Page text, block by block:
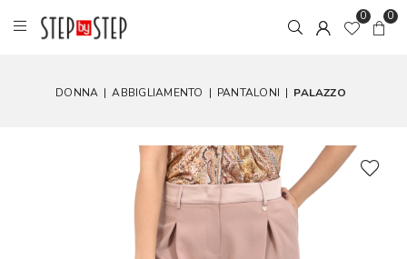
0 0
DONNA | ABBIGLIAMENTO | PANTALONI | PALAZZO